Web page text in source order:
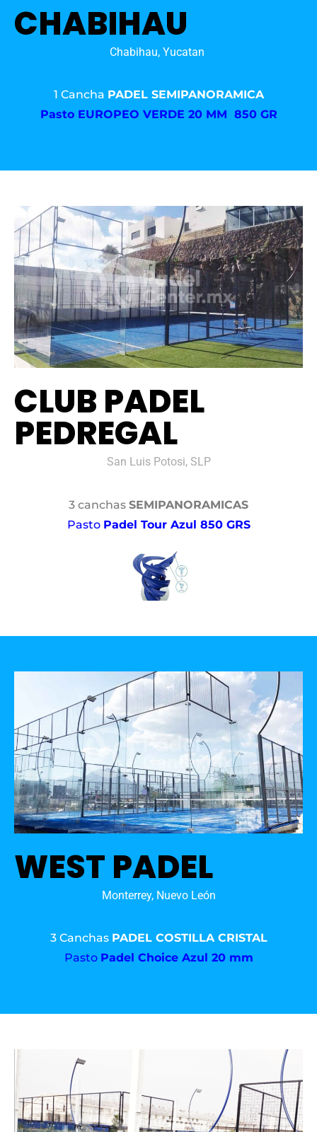
CHABIHAU
Chabihau, Yucatan
1 Cancha PADEL SEMIPANORAMICA
Pasto EUROPEO VERDE 20 MM 850 GR
CLUB PADEL
PEDREGAL
San Luis Potosi, SLP
3 canchas SEMIPANORAMICAS
Pasto Padel Tour Azul 850 GRS
WEST PADEL
Monterrey, Nuevo León
3 Canchas PADEL COSTILLA CRISTAL
Pasto Padel Choice Azul 20 mm